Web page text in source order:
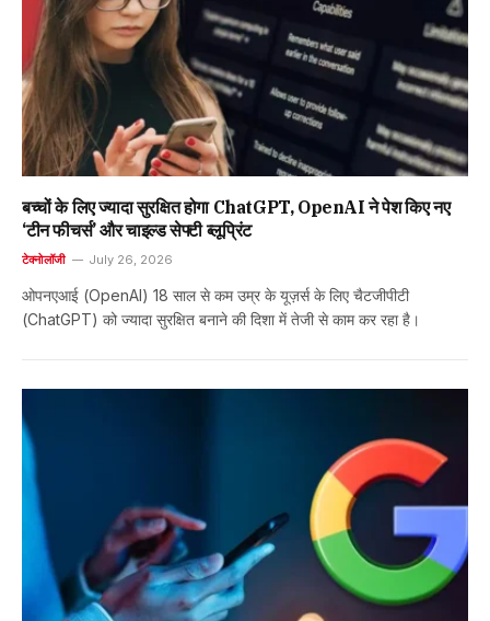
बच्चों के लिए ज्यादा सुरक्षित होगा ChatGPT, OpenAI ने पेश किए नए
‘टीन फीचर्स’ और चाइल्ड सेफ्टी ब्लूप्रिंट
टेक्नोलॉजी July 26, 2026
ओपनएआई (OpenAI) 18 साल से कम उम्र के यूज़र्स के लिए चैटजीपीटी
(ChatGPT) को ज्यादा सुरक्षित बनाने की दिशा में तेजी से काम कर रहा है।